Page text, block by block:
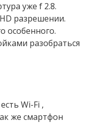
уже f 2.8.
разрешении.
особенного.
разобраться
Wi-Fi ,
же смартфон